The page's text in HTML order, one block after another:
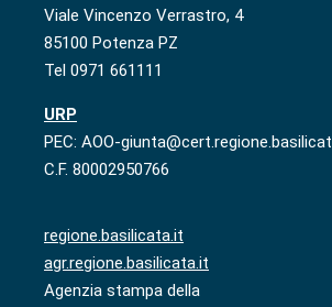
Viale Vincenzo Verrastro, 4
85100 Potenza PZ
Tel 0971 661111
URP
PEC: AOO-
C.F. 80002950766
regione.basilicata.it
agr.regione.basilicata.it
Agenzia stampa della